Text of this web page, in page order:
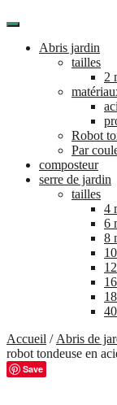
Abris jardin
tailles
2
Robot
Par
composteur
serre de jardin
tailles
4
6
8
Accueil / Abris de
robot tondeuse en
Save